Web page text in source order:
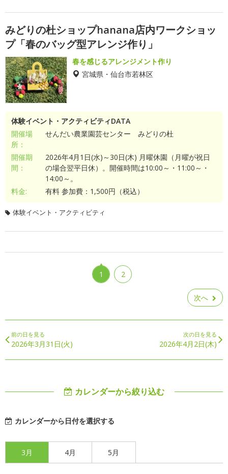
みどりの杜ショップhanana店内ワークショッ
プ「春のバッグ型アレンジ作り」
春を感じるアレンジメント作り
宮城県・仙台市若林区
体験イベント・アクティビティDATA
開催場
所：
せんだい農業園芸センター みどりの杜
開催期
間：
2026年4月1日(水)～30日(木) 月曜休園（月曜が祝日
の場合翌平日休）。開催時間は10:00～・11:00～・
14:00～。
料金:
有料 参加費：1,500円（税込）
体験イベント・アクティビティ
1 2
次へ
前の日を見る
2026年3月31日(火)
次の日を見る
2026年4月2日(木)
カレンダーから絞り込む
カレンダーから日付を選択する
3月 4月 5月